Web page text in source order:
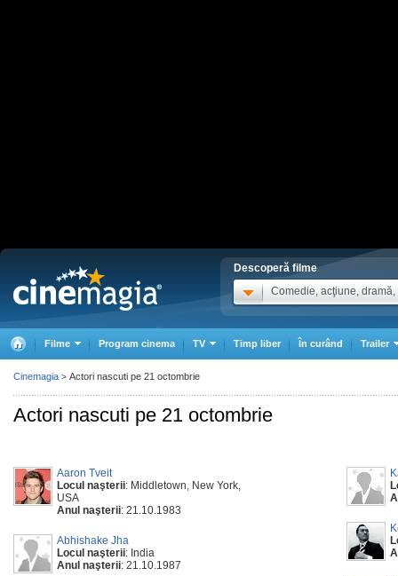
Descoperă filme
Comedie, acţiune, dramă,
Filme Program cinema TV Timp liber În curând Trailer
Actori nascuti pe 21 octombrie
Aaron Tveit
Locul naşterii: Middletown, New York,
USA
Anul naşterii: 21.10.1983
Abhishake Jha
Locul naşterii: India
Anul naşterii: 21.10.1987
Cinemagia > Actori nascuti pe 21 octombrie